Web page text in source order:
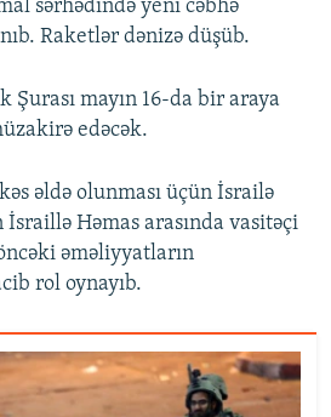
sərhədində yeni cəbhə
Raketlər dənizə düşüb.
mayın 16-da bir araya
edəcək.
əldə olunması üçün İsrailə
Həmas arasında vasitəçi
əməliyyatların
rol oynayıb.